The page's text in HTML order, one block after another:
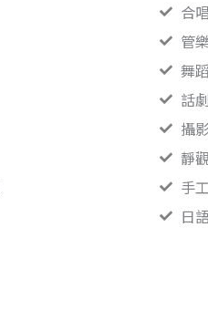
合
管
舞蹈
話
攝影
靜
手
日